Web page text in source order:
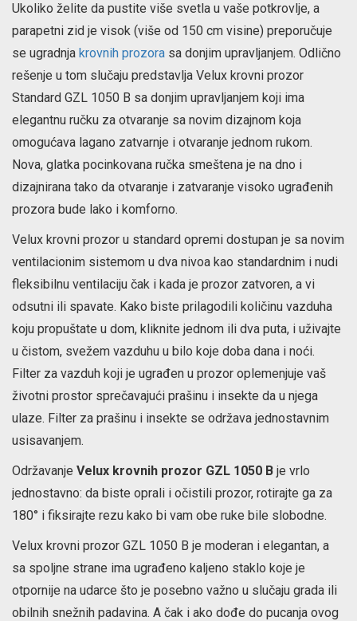
Ukoliko želite da pustite više svetla u vaše potkrovlje, a
parapetni zid je visok (više od 150 cm visine) preporučuje
se ugradnja krovnih prozora sa donjim upravljanjem. Odlično
rešenje u tom slučaju predstavlja Velux krovni prozor
Standard GZL 1050 B sa donjim upravljanjem koji ima
elegantnu ručku za otvaranje sa novim dizajnom koja
omogućava lagano zatvarnje i otvaranje jednom rukom.
Nova, glatka pocinkovana ručka smeštena je na dno i
dizajnirana tako da otvaranje i zatvaranje visoko ugrađenih
prozora bude lako i komforno.
Velux krovni prozor u standard opremi dostupan je sa novim
ventilacionim sistemom u dva nivoa kao standardnim i nudi
fleksibilnu ventilaciju čak i kada je prozor zatvoren, a vi
odsutni ili spavate. Kako biste prilagodili količinu vazduha
koju propuštate u dom, kliknite jednom ili dva puta, i uživajte
u čistom, svežem vazduhu u bilo koje doba dana i noći.
Filter za vazduh koji je ugrađen u prozor oplemenjuje vaš
životni prostor sprečavajući prašinu i insekte da u njega
ulaze. Filter za prašinu i insekte se održava jednostavnim
usisavanjem.
Održavanje Velux krovnih prozor GZL 1050 B je vrlo
jednostavno: da biste oprali i očistili prozor, rotirajte ga za
180° i fiksirajte rezu kako bi vam obe ruke bile slobodne.
Velux krovni prozor GZL 1050 B je moderan i elegantan, a
sa spoljne strane ima ugrađeno kaljeno staklo koje je
otpornije na udarce što je posebno važno u slučaju grada ili
obilnih snežnih padavina. A čak i ako dođe do pucanja ovog